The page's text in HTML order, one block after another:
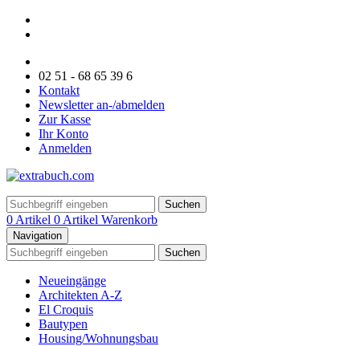
02 51 - 68 65 39 6
Kontakt
Newsletter an-/abmelden
Zur Kasse
Ihr Konto
Anmelden
Suchen
0 Artikel 0 Artikel Warenkorb
Navigation
Suchen
Neueingänge
Architekten A-Z
El Croquis
Bautypen
Housing/Wohnungsbau